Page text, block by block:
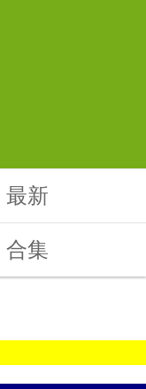
最新
合集